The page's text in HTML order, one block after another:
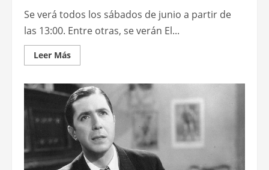
Se verá todos los sábados de junio a partir de
las 13:00. Entre otras, se verán El...
Leer MásLeer
más
Canal
Volver
anuncia
un
ciclo
con
películas
de
Carlos
Gardel